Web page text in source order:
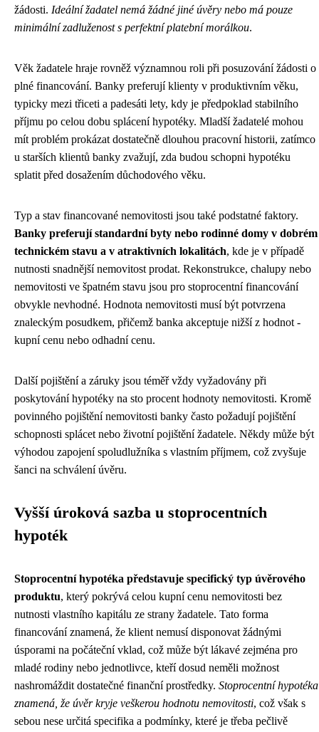
žádosti. Ideální žadatel nemá žádné jiné úvěry nebo má pouze
minimální zadluženost s perfektní platební morálkou.
Věk žadatele hraje rovněž významnou roli při posuzování žádosti o
plné financování. Banky preferují klienty v produktivním věku,
typicky mezi třiceti a padesáti lety, kdy je předpoklad stabilního
příjmu po celou dobu splácení hypotéky. Mladší žadatelé mohou
mít problém prokázat dostatečně dlouhou pracovní historii, zatímco
u starších klientů banky zvažují, zda budou schopni hypotéku
splatit před dosažením důchodového věku.
Typ a stav financované nemovitosti jsou také podstatné faktory.
Banky preferují standardní byty nebo rodinné domy v dobrém
technickém stavu a v atraktivních lokalitách, kde je v případě
nutnosti snadnější nemovitost prodat. Rekonstrukce, chalupy nebo
nemovitosti ve špatném stavu jsou pro stoprocentní financování
obvykle nevhodné. Hodnota nemovitosti musí být potvrzena
znaleckým posudkem, přičemž banka akceptuje nižší z hodnot -
kupní cenu nebo odhadní cenu.
Další pojištění a záruky jsou téměř vždy vyžadovány při
poskytování hypotéky na sto procent hodnoty nemovitosti. Kromě
povinného pojištění nemovitosti banky často požadují pojištění
schopnosti splácet nebo životní pojištění žadatele. Někdy může být
výhodou zapojení spoludlužníka s vlastním příjmem, což zvyšuje
šanci na schválení úvěru.
Vyšší úroková sazba u stoprocentních
hypoték
Stoprocentní hypotéka představuje specifický typ úvěrového
produktu, který pokrývá celou kupní cenu nemovitosti bez
nutnosti vlastního kapitálu ze strany žadatele. Tato forma
financování znamená, že klient nemusí disponovat žádnými
úsporami na počáteční vklad, což může být lákavé zejména pro
mladé rodiny nebo jednotlivce, kteří dosud neměli možnost
nashromáždit dostatečné finanční prostředky. Stoprocentní hypotéka
znamená, že úvěr kryje veškerou hodnotu nemovitosti, což však s
sebou nese určitá specifika a podmínky, které je třeba pečlivě